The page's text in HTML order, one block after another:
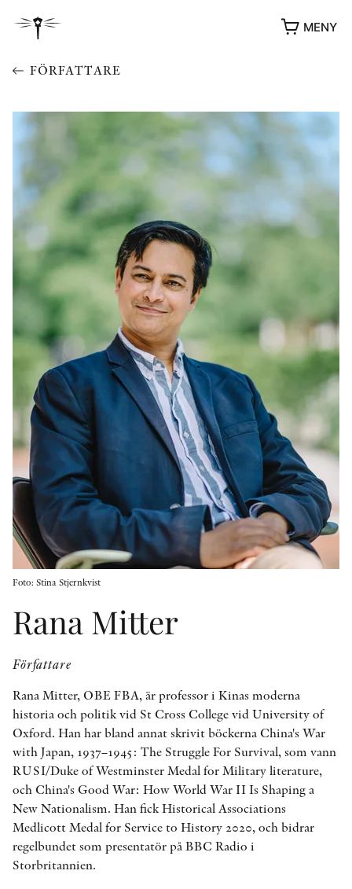
MENY
YUKIKO OCH PATRIK MÖTER
VIDEOGALLERI
ÖVRIGA FORMAT
KONTAKT
PRESSKONTAKT
PEER REVIEW-PROCESSEN
FÖRFATTARE
Foto: Stina Stjernkvist
Rana Mitter
Författare
Rana Mitter, OBE FBA, är professor i Kinas moderna
historia och politik vid St Cross College vid University of
Oxford. Han har bland annat skrivit böckerna China's War
with Japan, 1937–1945: The Struggle For Survival, som vann
RUSI/Duke of Westminster Medal for Military literature,
och China's Good War: How World War II Is Shaping a
New Nationalism. Han fick Historical Associations
Medlicott Medal for Service to History 2020, och bidrar
regelbundet som presentatör på BBC Radio i
Storbritannien.